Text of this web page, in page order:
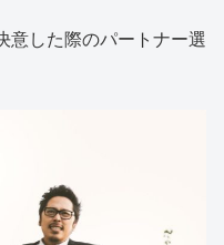
意した際のパートナー選